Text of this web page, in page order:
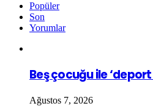
Popüler
Son
Yorumlar
Beş çocuğu ile
Ağustos 7, 2026